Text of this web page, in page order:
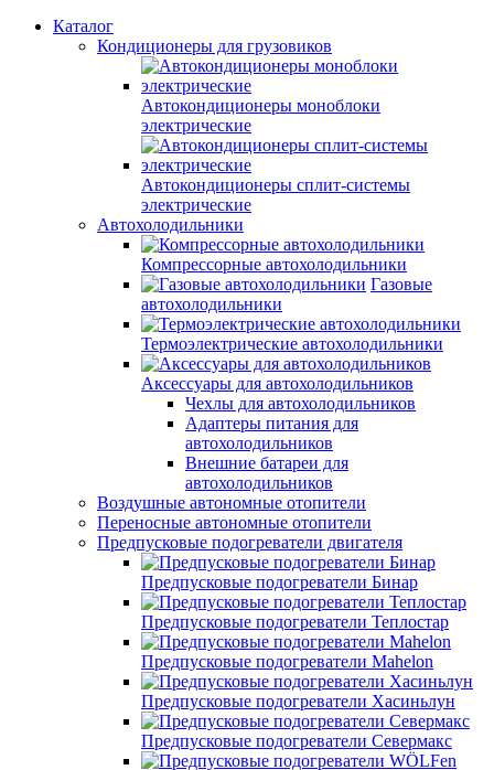
Каталог
Кондиционеры для грузовиков
Автокондиционеры моноблоки
электрические
Автокондиционеры сплит-системы
электрические
Автохолодильники
Компрессорные автохолодильники
Газовые
автохолодильники
Термоэлектрические автохолодильники
Аксессуары для автохолодильников
Чехлы для автохолодильников
Адаптеры питания для
автохолодильников
Внешние батареи для
автохолодильников
Воздушные автономные отопители
Переносные автономные отопители
Предпусковые подогреватели двигателя
Предпусковые подогреватели Бинар
Предпусковые подогреватели Теплостар
Предпусковые подогреватели Mahelon
Предпусковые подогреватели Хасиньлун
Предпусковые подогреватели Севермакс